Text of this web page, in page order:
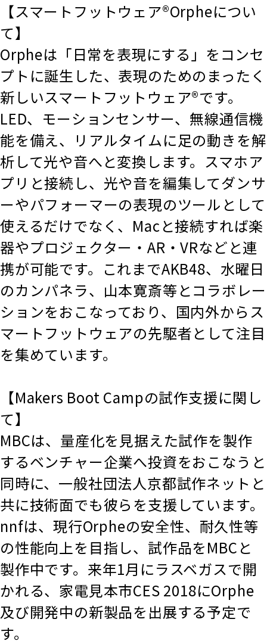
【スマートフットウェア®Orpheについ
て】
Orpheは「日常を表現にする」をコンセ
プトに誕生した、表現のためのまったく
新しいスマートフットウェア®です。
LED、モーションセンサー、無線通信機
能を備え、リアルタイムに足の動きを解
析して光や音へと変換します。スマホア
プリと接続し、光や音を編集してダンサ
ーやパフォーマーの表現のツールとして
使えるだけでなく、Macと接続すれば楽
器やプロジェクター・AR・VRなどと連
携が可能です。これまでAKB48、水曜日
のカンパネラ、山本寛斎等とコラボレー
ションをおこなっており、国内外からス
マートフットウェアの先駆者として注目
を集めています。
【Makers Boot Campの試作支援に関し
て】
MBCは、量産化を見据えた試作を製作
するベンチャー企業へ投資をおこなうと
同時に、一般社団法人京都試作ネットと
共に技術面でも彼らを支援しています。
nnfは、現行Orpheの安全性、耐久性等
の性能向上を目指し、試作品をMBCと
製作中です。来年1月にラスベガスで開
かれる、家電見本市CES 2018にOrphe
及び開発中の新製品を出展する予定で
す。